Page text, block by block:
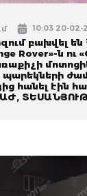
10:03 20-02-
բախվել
Rover»-ն ու
պարեկների
հանել էին